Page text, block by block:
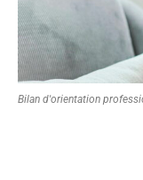
Bilan d'orientation